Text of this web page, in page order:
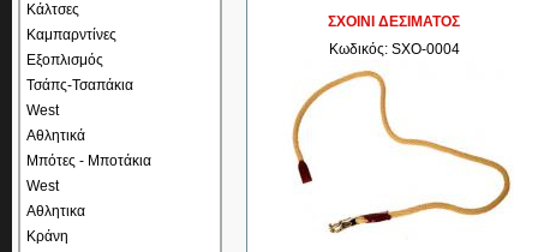
Κάλτσες
Καμπαρντίνες
Εξοπλισμός
Τσάπς-Τσαπάκια
West
Αθλητικά
Μπότες - Μποτάκια
West
Αθλητικα
Κράνη
ΣΧΟΙΝΙ ΔΕΣΙΜΑΤΟΣ
Κωδικός: SXO-0004